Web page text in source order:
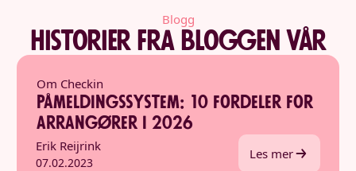
Blogg
Historier fra bloggen vår
Om Checkin
Påmeldingssystem: 10 fordeler for
arrangører i 2026
Erik Reijrink
07.02.2023
Les mer